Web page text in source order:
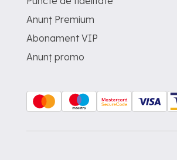
Anunț Premium
Abonament VIP
Anunț promo